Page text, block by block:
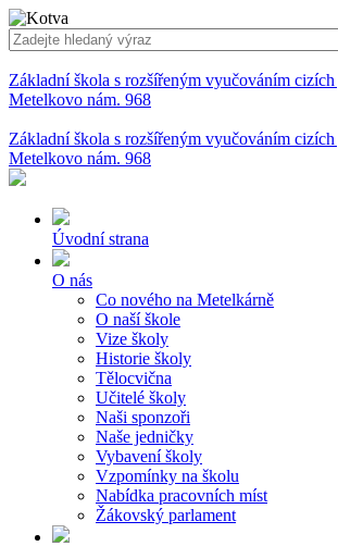
Základní škola s rozšířeným vyučováním
Metelkovo nám. 968
Základní škola s rozšířeným vyučováním
Metelkovo nám. 968
Úvodní strana
O nás
Co nového na Metelkárně
O naší škole
Vize školy
Historie školy
Tělocvična
Učitelé školy
Naši sponzoři
Naše jedničky
Vybavení školy
Vzpomínky na školu
Nabídka pracovních míst
Žákovský parlament